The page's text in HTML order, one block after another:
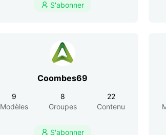
 S'abonner
Coombes69
9
Modèles
8
Groupes
22
Contenu
 S'abonner